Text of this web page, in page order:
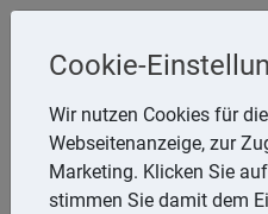
Friedhelm Glanert
Breitenbachstr. 28, 47809
Telefon: 2151 951857
Cookie-
Wir nutzen Cookies für
Webseitenanzeige, zur
Marketing. Klicken Sie
stimmen Sie damit dem